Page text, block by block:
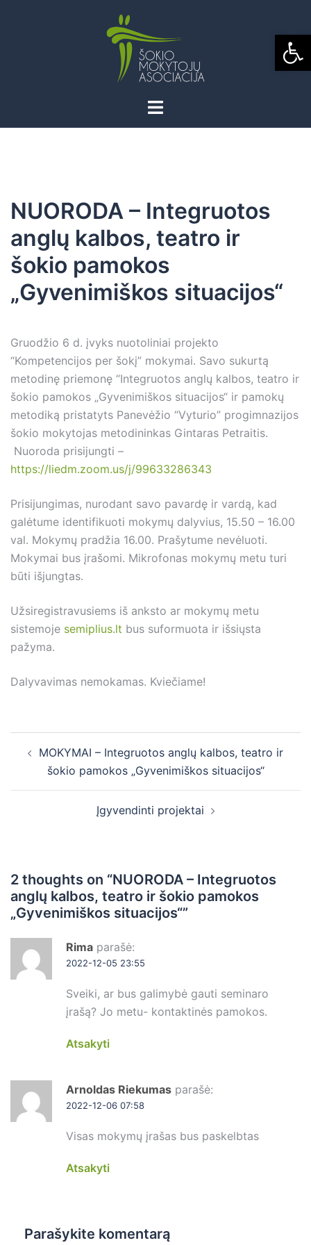
NUORODA – Integruotos
anglų kalbos, teatro ir
šokio pamokos
„Gyvenimiškos situacijos“
Gruodžio 6 d. įvyks nuotoliniai projekto
“Kompetencijos per šokį” mokymai. Savo sukurtą
metodinę priemonę “Integruotos anglų kalbos, teatro ir
šokio pamokos „Gyvenimiškos situacijos“ ir pamokų
metodiką pristatyts Panevėžio “Vyturio” progimnazijos
šokio mokytojas metodininkas Gintaras Petraitis.
Nuoroda prisijungti –
https://liedm.zoom.us/j/99633286343
Prisijungimas, nurodant savo pavardę ir vardą, kad
galėtume identifikuoti mokymų dalyvius, 15.50 – 16.00
val. Mokymų pradžia 16.00. Prašytume nevėluoti.
Mokymai bus įrašomi. Mikrofonas mokymų metu turi
būti išjungtas.
Užsiregistravusiems iš anksto ar mokymų metu
sistemoje semiplius.lt bus suformuota ir išsiųsta
pažyma.
Dalyvavimas nemokamas. Kviečiame!
navigation
MOKYMAI – Integruotos anglų kalbos, teatro ir
šokio pamokos „Gyvenimiškos situacijos“
Įgyvendinti projektai
2 thoughts on “NUORODA – Integruotos
anglų kalbos, teatro ir šokio pamokos
„Gyvenimiškos situacijos“”
Rima parašė:
2022-12-05 23:55
Sveiki, ar bus galimybė gauti seminaro
įrašą? Jo metu- kontaktinės pamokos.
Atsakyti
Arnoldas Riekumas parašė:
2022-12-06 07:58
Visas mokymų įrašas bus paskelbtas
Atsakyti
Parašykite komentarą